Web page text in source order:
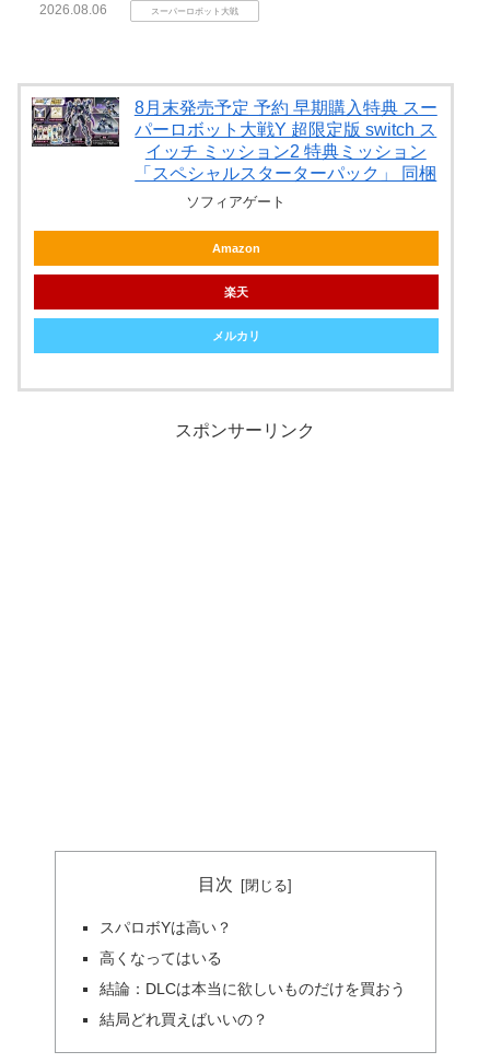
2026.08.06 スーパーロボット大戦
8月末発売予定 予約 早期購入特典 スー
パーロボット大戦Y 超限定版 switch ス
イッチ ミッション2 特典ミッション
「スペシャルスターターパック」 同梱
ソフィアゲート
Amazon
楽天
メルカリ
スポンサーリンク
目次
スパロボYは高い？
高くなってはいる
結論：DLCは本当に欲しいものだけを買おう
結局どれ買えばいいの？